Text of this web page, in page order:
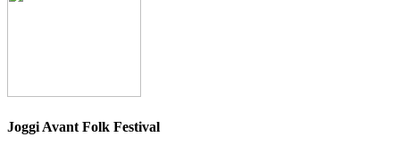
Joggi Avant Folk Festival